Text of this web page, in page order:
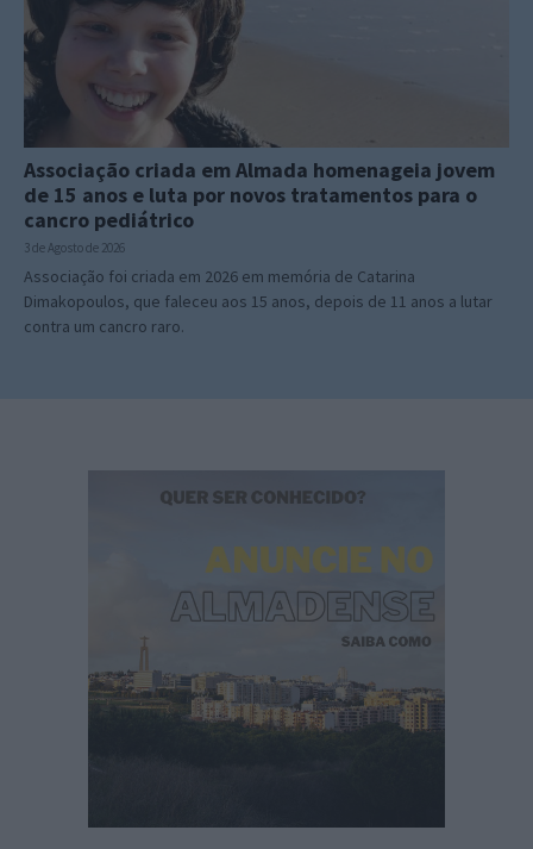
Associação criada em Almada homenageia jovem
de 15 anos e luta por novos tratamentos para o
cancro pediátrico
3 de Agosto de 2026
Associação foi criada em 2026 em memória de Catarina
Dimakopoulos, que faleceu aos 15 anos, depois de 11 anos a lutar
contra um cancro raro.